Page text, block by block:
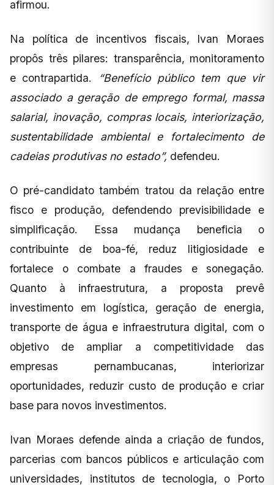
afirmou.
Na política de incentivos fiscais, Ivan Moraes
propôs três pilares: transparência, monitoramento
e contrapartida.
“Benefício público tem que vir
associado a geração de emprego formal, massa
salarial, inovação, compras locais, interiorização,
sustentabilidade ambiental e fortalecimento de
cadeias produtivas no estado”, defendeu.
O pré-candidato também tratou da relação entre
fisco e produção, defendendo previsibilidade e
simplificação. Essa mudança beneficia o
contribuinte de boa-fé, reduz litigiosidade e
fortalece o combate a fraudes e sonegação.
Quanto à infraestrutura, a proposta prevê
investimento em logística, geração de energia,
transporte de água e infraestrutura digital, com o
objetivo de ampliar a competitividade das
empresas pernambucanas, interiorizar
oportunidades, reduzir custo de produção e criar
base para novos investimentos.
Ivan Moraes defende ainda a criação de fundos,
parcerias com bancos públicos e articulação com
universidades, institutos de tecnologia, o Porto